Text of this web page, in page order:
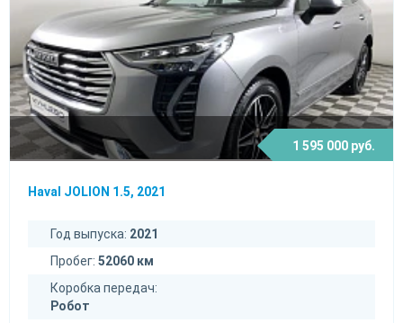
1 595 000 руб.
Haval JOLION 1.5, 2021
Год выпуска: 2021
Пробег: 52060 км
Коробка передач:
Робот